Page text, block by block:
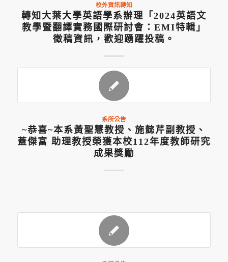
校外資訊轉知
轉知大葉大學英語學系辦理「2024英語文
教學暨翻譯實務國際研討會：EMI特輯」
徵稿資訊，歡迎踴躍投稿。
系所公告
~恭喜~本系黃聖慧教授、施懿芹副教授、
蓋傑富 助理教授榮獲本校112年度教師研究
成果獎勵